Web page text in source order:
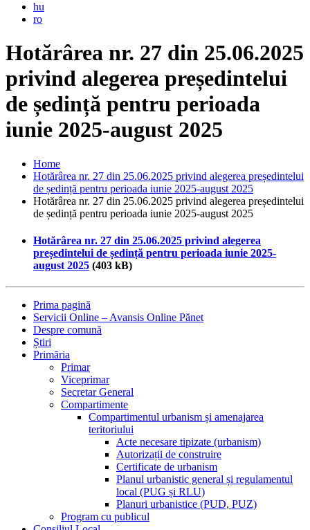
hu
ro
Hotărârea nr. 27 din 25.06.2025
privind alegerea președintelui
de ședință pentru perioada
iunie 2025-august 2025
Home
Hotărârea nr. 27 din 25.06.2025 privind alegerea președintelui
de ședință pentru perioada iunie 2025-august 2025
Hotărârea nr. 27 din 25.06.2025 privind alegerea președintelui
de ședință pentru perioada iunie 2025-august 2025
Hotărârea nr. 27 din 25.06.2025 privind alegerea
președintelui de ședință pentru perioada iunie 2025-
august 2025 (403 kB)
Prima pagină
Servicii Online – Avansis Online Pănet
Despre comună
Știri
Primăria
Primar
Viceprimar
Secretar General
Compartimente
Compartimentul urbanism și amenajarea
teritoriului
Acte necesare tipizate (urbanism)
Autorizații de construire
Certificate de urbanism
Planul urbanistic general și regulamentul
local (PUG și RLU)
Planuri urbanistice (PUD, PUZ)
Program cu publicul